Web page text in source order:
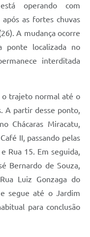
operando com
as fortes chuvas
A mudança ocorre
ponte localizada no
interditada
o trajeto normal até o
A partir desse ponto,
Chácaras Miracatu,
II, passando pelas
Rua 15. Em seguida,
Bernardo de Souza,
Luiz Gonzaga do
segue até o Jardim
para conclusão